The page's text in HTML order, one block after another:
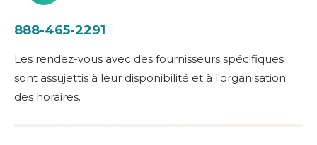
888-465-2291
Les rendez-vous avec des fournisseurs spécifiques
sont assujettis à leur disponibilité et à l'organisation
des horaires.